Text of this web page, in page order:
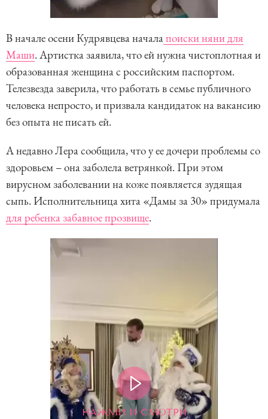
В начале осени Кудрявцева началапоиски няни для
Маши. Артистка заявила, что ей нужна чистоплотная и
образованная женщина с российским паспортом.
Телезвезда заверила, что работать в семье публичного
человека непросто, и призвала кандидаток на вакансию
без опыта не писать ей.
А недавно Лера сообщила, что у ее дочери проблемы со
здоровьем – она заболела ветрянкой. При этом
вирусном заболевании на коже появляется зудящая
сыпь. Исполнительница хита «Дамы за 30» придумала
для ребенка забавное прозвище.
НАЖМИ И СМОТРИ